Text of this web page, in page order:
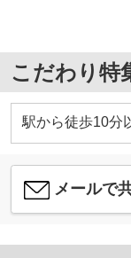
こだわり特
駅から徒歩10分
メールで